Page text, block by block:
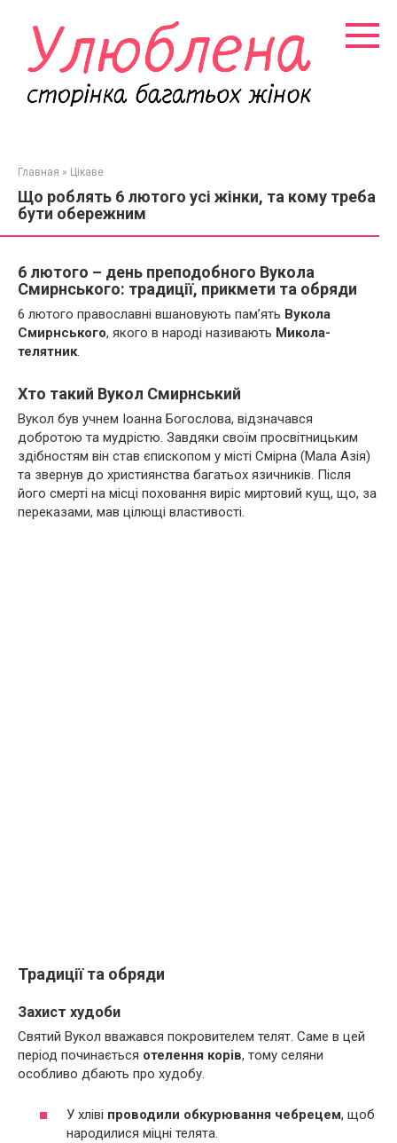
контенту
Главная » Цікаве
Що роблять 6 лютого усі жінки, та кому треба
бути обережним
6 лютого – день преподобного Вукола
Смирнського: традиції, прикмети та обряди
6 лютого православні вшановують пам’ять Вукола
Смирнського, якого в народі називають Микола-
телятник.
Хто такий Вукол Смирнський
Вукол був учнем Іоанна Богослова, відзначався
добротою та мудрістю. Завдяки своїм просвітницьким
здібностям він став єпископом у місті Смірна (Мала Азія)
та звернув до християнства багатьох язичників. Після
його смерті на місці поховання виріс миртовий кущ, що, за
переказами, мав цілющі властивості.
Традиції та обряди
Захист худоби
Святий Вукол вважався покровителем телят. Саме в цей
період починається отелення корів, тому селяни
особливо дбають про худобу.
У хліві проводили обкурювання чебрецем, щоб
народилися міцні телята.